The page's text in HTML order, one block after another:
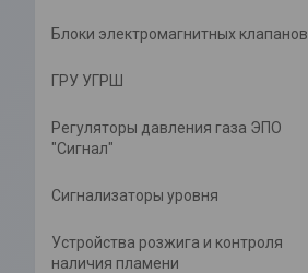
Блоки электромагнитных клапанов
ГРУ УГРШ
Регуляторы давления газа ЭПО
"Сигнал"
Сигнализаторы уровня
Устройства розжига и контроля
наличия пламени